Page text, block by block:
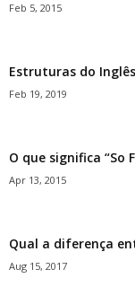
Feb 5, 2015
Estruturas do
Feb 19, 2019
O que significa “So
Apr 13, 2015
Qual a diferença
Aug 15, 2017